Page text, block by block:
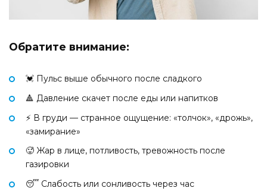
Обратите внимание:
💓 Пульс выше обычного после сладкого
🔺 Давление скачет после еды или напитков
⚡ В груди — странное ощущение: «толчок», «дрожь»,
«замирание»
🥵 Жар в лице, потливость, тревожность после
газировки
😴 Слабость или сонливость через час